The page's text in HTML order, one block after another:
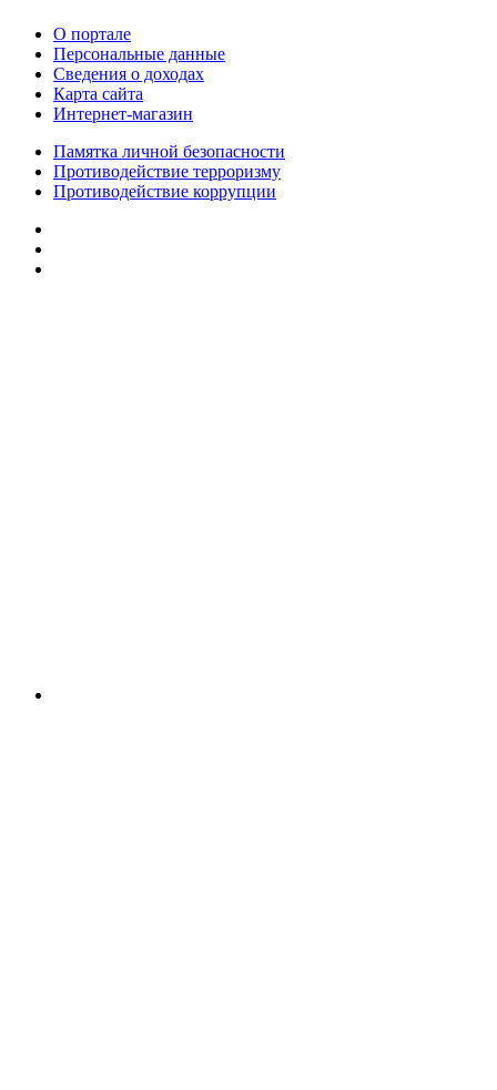
О портале
Персональные данные
Сведения о доходах
Карта сайта
Интернет-магазин
Памятка личной безопасности
Противодействие терроризму
Противодействие коррупции